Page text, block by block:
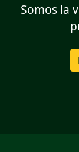
Somos la